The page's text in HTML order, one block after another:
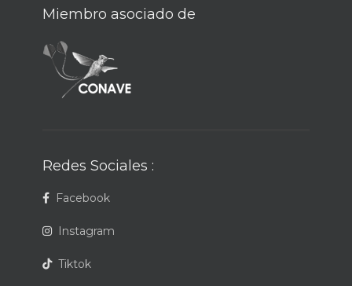
Miembro asociado de
Redes Sociales :
Facebook
Instagram
Tiktok